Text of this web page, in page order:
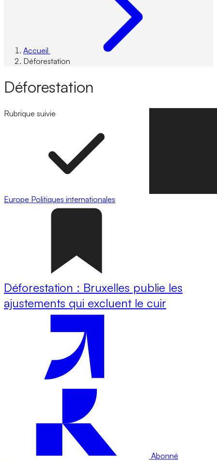
Accueil
Déforestation
Déforestation
Rubrique suivie
Europe Politiques internationales
Déforestation : Bruxelles publie les
ajustements qui excluent le cuir
Abonné